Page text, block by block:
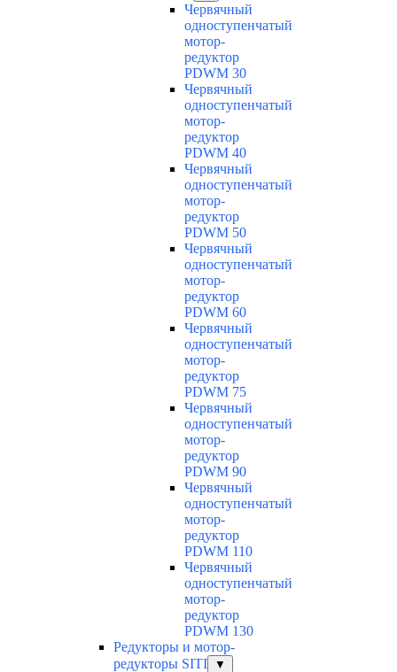
Червячный
одноступенчатый
мотор-
редуктор
PDWM 30
Червячный
одноступенчатый
мотор-
редуктор
PDWM 40
Червячный
одноступенчатый
мотор-
редуктор
PDWM 50
Червячный
одноступенчатый
мотор-
редуктор
PDWM 60
Червячный
одноступенчатый
мотор-
редуктор
PDWM 75
Червячный
одноступенчатый
мотор-
редуктор
PDWM 90
Червячный
одноступенчатый
мотор-
редуктор
PDWM 110
Червячный
одноступенчатый
мотор-
редуктор
PDWM 130
Редукторы и мотор-
редукторы SITI
▼